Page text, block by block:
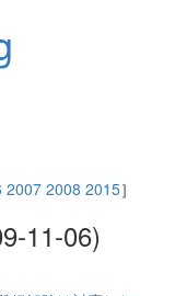
2007 2008 2015］
11-06)